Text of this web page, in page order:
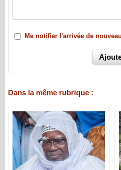
Me notifier l'arrivée de
Dans la même rubrique :